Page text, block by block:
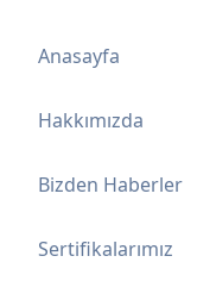
Anasayfa
Hakkımızda
Bizden Haberler
Sertifikalarımız